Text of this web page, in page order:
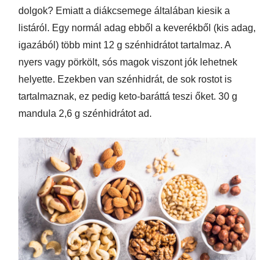
dolgok? Emiatt a diákcsemege általában kiesik a
listáról. Egy normál adag ebből a keverékből (kis adag,
igazából) több mint 12 g szénhidrátot tartalmaz. A
nyers vagy pörkölt, sós magok viszont jók lehetnek
helyette. Ezekben van szénhidrát, de sok rostot is
tartalmaznak, ez pedig keto-baráttá teszi őket. 30 g
mandula 2,6 g szénhidrátot ad.